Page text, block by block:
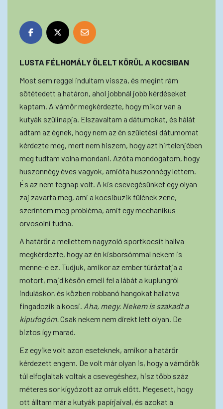
LUSTA FÉLHOMÁLY ÖLELT KÖRÜL A KOCSIBAN
Most sem reggel indultam vissza, és megint rám
sötétedett a határon, ahol jobbnál jobb kérdéseket
kaptam. A vámőr megkérdezte, hogy mikor van a
kutyák szülinapja. Elszavaltam a dátumokat, és hálát
adtam az égnek, hogy nem az én születési dátumomat
kérdezte meg, mert nem hiszem, hogy azt hirtelenjében
meg tudtam volna mondani. Azóta mondogatom, hogy
huszonnégy éves vagyok, amióta huszonnégy lettem.
És az nem tegnap volt. A kis csevegésünket egy olyan
zaj zavarta meg, ami a kocsibuzik fülének zene,
szerintem meg probléma, amit egy mechanikus
orvosolni tudna.
A határőr a mellettem nagyzoló sportkocsit hallva
megkérdezte, hogy az én kisborsómmal nekem is
menne-e ez. Tudjuk, amikor az ember túráztatja a
motort, majd későn emeli fel a lábát a kuplungról
induláskor, és közben robbanó hangokat hallatva
fingadozik a kocsi. Aha, megy. Nekem is szakadt a
kipufogóm. Csak nekem nem direkt lett olyan. De
biztos így marad.
Ez egyike volt azon eseteknek, amikor a határőr
kérdezett engem. De volt már olyan is, hogy a vámőrök
túl elfoglaltak voltak a csevegéshez, hisz több száz
méteres sor kígyózott az orruk előtt. Megesett, hogy
ott álltam már a kutyák papírjaival, és azokat a